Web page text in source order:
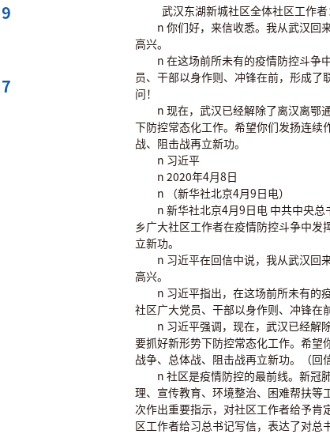
武汉东湖新城社区全体社区工作者
n 你们好，来信收悉。我从武汉回
高兴。
n 在这场前所未有的疫情防控斗争
员、干部以身作则、冲锋在前，形成
问！
n 现在，武汉已经解除了离汉离鄂
下防控常态化工作。希望你们发扬连续
战、阻击战再立新功。
n 习近平
n 2020年4月8日
n （新华社北京4月9日电）
n 新华社北京4月9日电 中共中央
乡广大社区工作者在疫情防控斗争中
立新功。
n 习近平在回信中说，我从武汉回
高兴。
n 习近平指出，在这场前所未有的
社区广大党员、干部以身作则、冲锋在
n 习近平强调，现在，武汉已经解
要抓好新形势下防控常态化工作。希望
战争、总体战、阻击战再立新功。（回
n 社区是疫情防控的最前线。新冠
理、宣传教育、环境整治、困难帮扶等
次作出重要指示，对社区工作者给予肯
区工作者给习总书记写信，表达了对总